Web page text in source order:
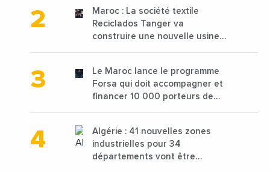
Maroc : La société textile
Reciclados Tanger va
construire une nouvelle usine
Le Maroc lance le programme
Forsa qui doit accompagner et
financer 10 000 porteurs de
Algérie : 41 nouvelles zones
industrielles pour 34
départements vont être